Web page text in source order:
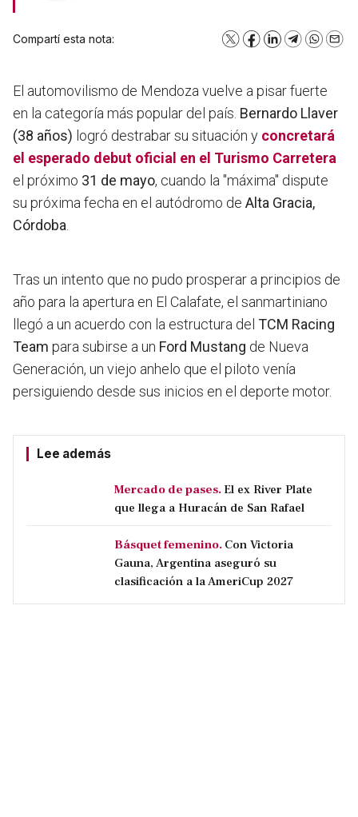
Compartí esta nota: X Facebook
LinkedInTelegram
El automovilismo de Mendoza vuelve a pisar fuerte
en la categoría más popular del país. Bernardo Llaver
(38 años) logró destrabar su situación y concretará
el esperado debut oficial en el Turismo Carretera
el próximo 31 de mayo, cuando la "máxima" dispute
su próxima fecha en el autódromo de Alta Gracia,
Córdoba
Tras un intento que no pudo prosperar a principios de
año para la apertura en El Calafate, el sanmartiniano
llegó a un acuerdo con la estructura del TCM Racing
Team para subirse a un Ford Mustang de Nueva
Generación, un viejo anhelo que el piloto venía
persiguiendo desde sus inicios en el deporte motor.
Lee además
Mercado de pases. El ex River Plate
que llega a Huracán de San Rafael
Básquet femenino. Con Victoria
Gauna, Argentina aseguró su
clasificación a la AmeriCup 2027